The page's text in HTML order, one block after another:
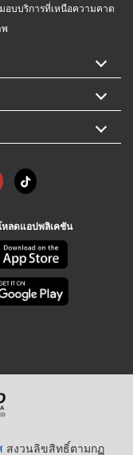
อบบริการที่เหนือความคาด
ลดแอปพลิเคชัน
สงวนลิขสิทธิ์ตามกฏ